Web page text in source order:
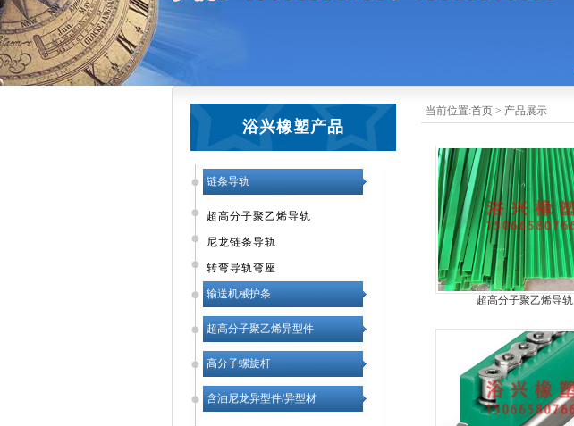
当前位置:首页 > 产品展示
超高分子聚乙烯导轨
浴兴橡塑产品
链条导轨
超高分子聚乙烯导轨
尼龙链条导轨
转弯导轨弯座
输送机械护条
超高分子聚乙烯异型件
高分子螺旋杆
含油尼龙异型件/异型材